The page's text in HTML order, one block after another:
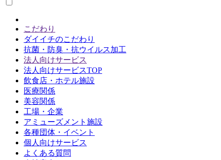
こだわり
ダイイチのこだわり
抗菌・防臭・抗ウイルス加工
法人向けサービス
法人向けサービスTOP
飲食店・ホテル施設
医療関係
美容関係
工場・企業
アミューズメント施設
各種団体・イベント
個人向けサービス
よくある質問